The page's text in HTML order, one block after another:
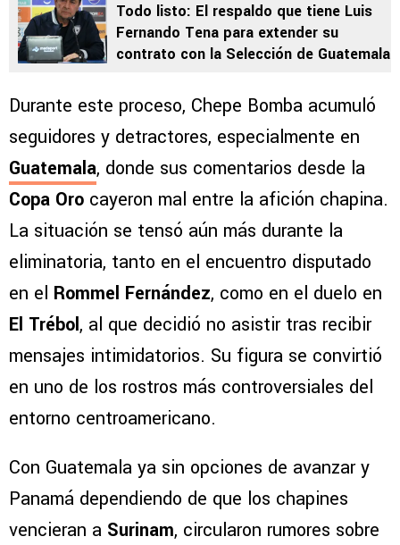
Todo listo: El respaldo que tiene Luis
Fernando Tena para extender su
contrato con la Selección de Guatemala
Durante este proceso, Chepe Bomba acumuló
seguidores y detractores, especialmente en
Guatemala, donde sus comentarios desde la
Copa Oro cayeron mal entre la afición chapina.
La situación se tensó aún más durante la
eliminatoria, tanto en el encuentro disputado
en el Rommel Fernández, como en el duelo en
El Trébol, al que decidió no asistir tras recibir
mensajes intimidatorios. Su figura se convirtió
en uno de los rostros más controversiales del
entorno centroamericano.
Con Guatemala ya sin opciones de avanzar y
Panamá dependiendo de que los chapines
vencieran a Surinam, circularon rumores sobre